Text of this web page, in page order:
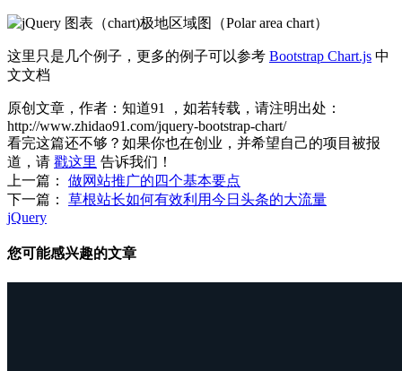
这里只是几个例子，更多的例子可以参考 Bootstrap Chart.js 中
文文档
原创文章，作者：知道91
，如若转载，请注明出处：
http://www.zhidao91.com/jquery-bootstrap-chart/
看完这篇还不够？如果你也在创业，并希望自己的项目被报
道，请 戳这里 告诉我们！
上一篇：
做网站推广的四个基本要点
下一篇：
草根站长如何有效利用今日头条的大流量
jQuery
您可能感兴趣的文章